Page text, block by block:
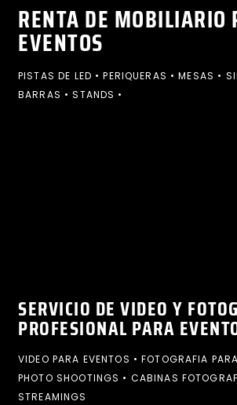
RENTA DE MOBILIARIO
EVENTOS
PISTAS DE LED • PERIQUERAS • MESAS •
BARRAS • STANDS •
SERVICIO DE VIDEO Y
PROFESIONAL PARA
VIDEO PARA EVENTOS • FOTOGRAFIA
PHOTO SHOOTINGS • CABINAS
STREAMINGS